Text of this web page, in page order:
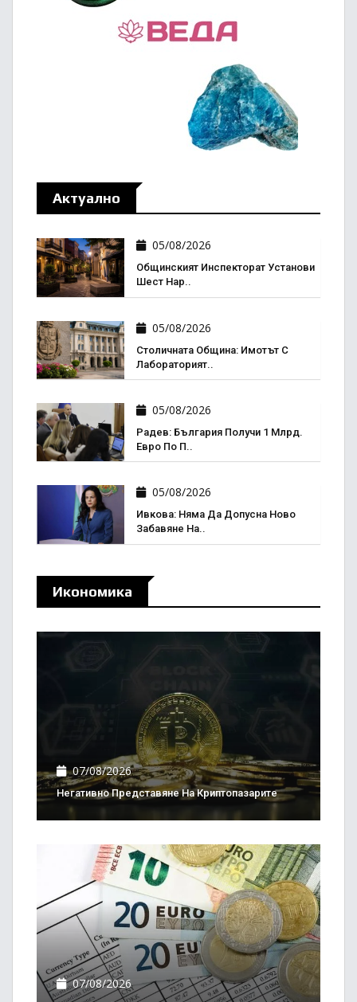
Актуално
05/08/2026
Общинският Инспекторат Установи
Шест Нар..
05/08/2026
Столичната Община: Имотът С
Лабораторият..
05/08/2026
Радев: България Получи 1 Млрд.
Евро По П..
05/08/2026
Ивкова: Няма Да Допусна Ново
Забавяне На..
Икономика
07/08/2026
Негативно Представяне На Криптопазарите
07/08/2026